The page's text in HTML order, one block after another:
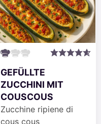
GEFÜLLTE
ZUCCHINI MIT
COUSCOUS
Zucchine ripiene di
cous cous